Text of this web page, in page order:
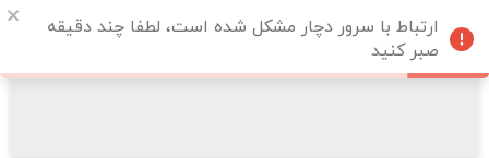
ارتباط با سرور دچار مشکل شده است، لطفا چند دقیقه
صبر کنید